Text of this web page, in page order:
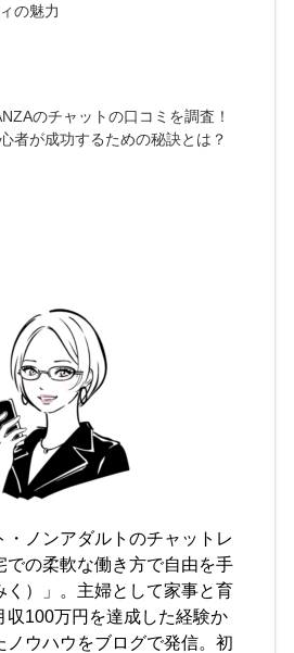
の魅力
のチャットの口コミを調査！
者が成功するための秘訣とは？
・ノンアダルトのチャットレ
での柔軟な働き方で自由を手
く）」。主婦として家事と育
収100万円を達成した経験か
ノウハウをブログで発信。初